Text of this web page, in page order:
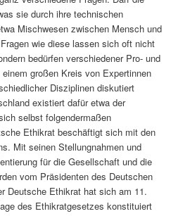
sie durch ihre technischen
Mischwesen zwischen Mensch und
wie diese lassen sich oft nicht
bedürfen verschiedener Pro- und
großen Kreis von Expertinnen
Disziplinen diskutiert
existiert dafür etwa der
selbst folgendermaßen
Ethikrat beschäftigt sich mit den
Mit seinen Stellungnahmen und
für die Gesellschaft und die
vom Präsidenten des Deutschen
Deutsche Ethikrat hat sich am 11.
des Ethikratgesetzes konstituiert